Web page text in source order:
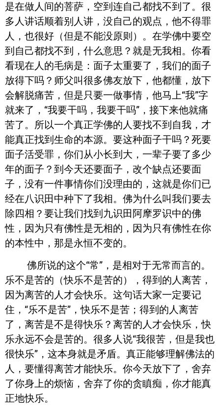
是在做人间的菩萨，空到连自己都找不到了。很
多人讲话顺着别人讲，没自己的观点，他不得罪
人，也很好（但是不能没原则）。在学佛中要空
到自己都找不到，什么意思？就是无我相。你看
看现在人的毛病是：面子太重要了，我们的面子
放得下吗？师父叫很多佛友放下，他都懂，放下
会解脱痛苦，但是只要一做事情，他马上“我”字
就来了，“我要干吗，我要干吗”，接下来他就痛
苦了。所以一个真正学佛的人要找不到自我，才
能真正找到生命的本源。要这种面子干吗？死要
面子活受罪，你们从小长到大，一辈子要了多少
年的面子？到今天还要面子，改个缺点还要面
子，没有一件事情你们没理由的，这就是你们已
经在八识田中种下了我相。佛为什么叫我们要去
除四相？要让我们找到九识田阿摩罗识中的佛
性，因为只有佛性是无相的，因为只有佛性在你
的本性中，那是永恒不变的。
佛所说的这个“常”，是相对于无常而言的。
乐不是苦的（快乐不是苦的），得到的人离苦，
因为离苦的人才会快乐。这句话大家一定要记
住，“乐不是苦”，快乐不是苦；得到的人离苦
了，离苦是不是得快乐？离苦的人才会快乐，快
乐永远不会是苦的。很多人说“我很苦，但是我也
很快乐”，这本身就是矛盾。真正能够理解佛法的
人，要懂得离苦才能快乐。你今天放下了，舍弃
了你身上的烦恼，舍弃了你的贪瞋痴，你才能真
正地快乐。